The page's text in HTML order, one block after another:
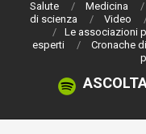
Salute Medicina
di scienza
Video
Le associazioni
esperti
Cronache